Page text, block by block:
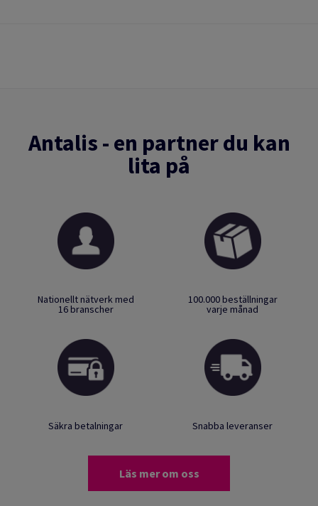
Antalis - en partner du kan
lita på
Nationellt nätverk med
16 branscher
100.000 beställningar
varje månad
Säkra betalningar Snabba leveranser
Läs mer om oss